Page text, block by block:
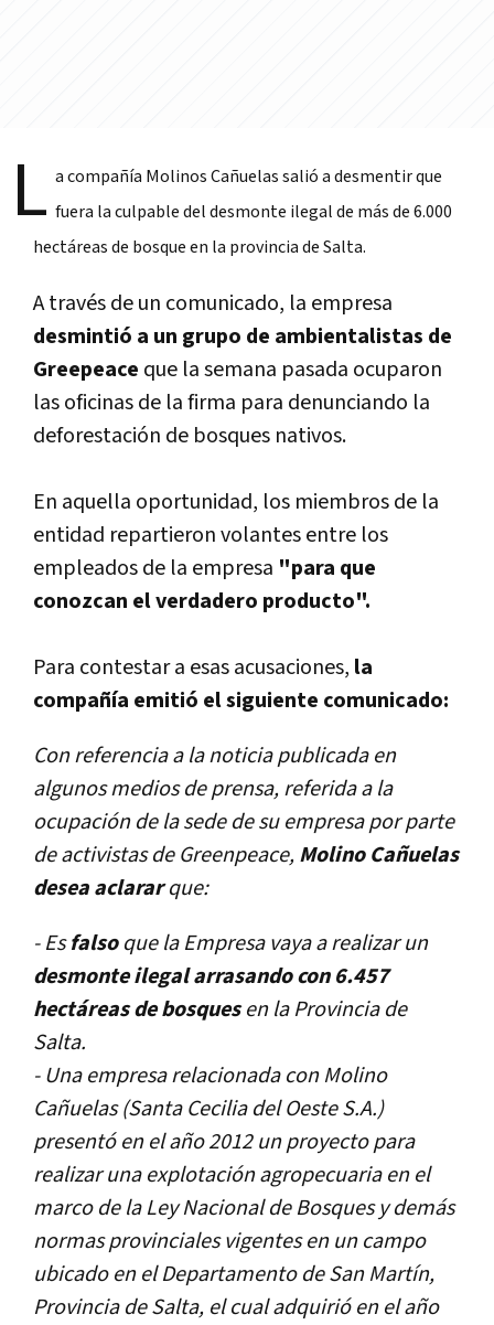
L a compañía Molinos Cañuelas salió a desmentir que
fuera la culpable del desmonte ilegal de más de 6.000
hectáreas de bosque en la provincia de Salta.
A través de un comunicado, la empresa
desmintió a un grupo de ambientalistas de
Greepeace que la semana pasada ocuparon
las oficinas de la firma para denunciando la
deforestación de bosques nativos.
En aquella oportunidad, los miembros de la
entidad repartieron volantes entre los
empleados de la empresa "para que
conozcan el verdadero producto".
Para contestar a esas acusaciones, la
compañía emitió el siguiente comunicado:
Con referencia a la noticia publicada en
algunos medios de prensa, referida a la
ocupación de la sede de su empresa por parte
de activistas de Greenpeace, Molino Cañuelas
desea aclararque:
- Esfalsoque la Empresa vaya a realizar un
desmonte ilegal arrasando con 6.457
hectáreas de bosquesen la Provincia de
Salta.
- Una empresa relacionada con Molino
Cañuelas (Santa Cecilia del Oeste S.A.)
presentó en el año 2012 un proyecto para
realizar una explotación agropecuaria en el
marco de la Ley Nacional de Bosques y demás
normas provinciales vigentes en un campo
ubicado en el Departamento de San Martín,
Provincia de Salta, el cual adquirió en el año